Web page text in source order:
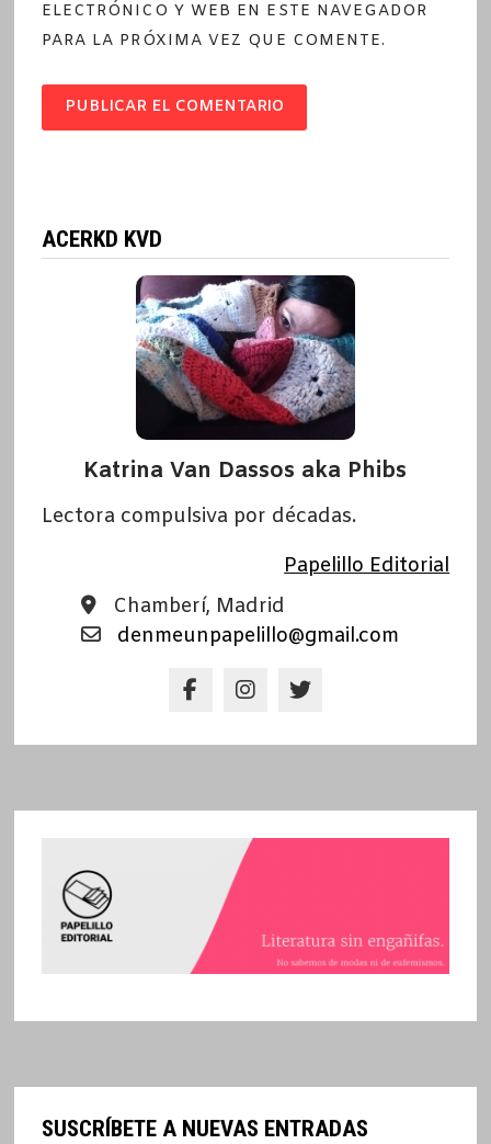
ELECTRÓNICO Y WEB EN ESTE NAVEGADOR
PARA LA PRÓXIMA VEZ QUE COMENTE.
ACERKD KVD
Katrina Van Dassos aka Phibs
Lectora compulsiva por décadas.
Papelillo Editorial
Chamberí, Madrid
denmeunpapelillo@gmail.com
SUSCRÍBETE A NUEVAS ENTRADAS